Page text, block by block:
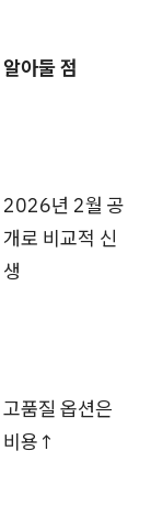
알아둘 점
2026년 2월 공
개로 비교적 신
생
고품질 옵션은
비용↑